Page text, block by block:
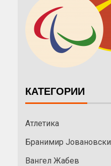
КАТЕГОРИИ
Атлетика
Бранимир Јовановски
Вангел Жабев